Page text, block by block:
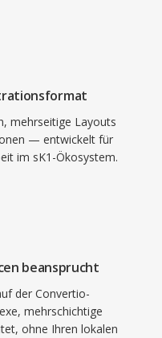
mehrseitige Layouts
— entwickelt für
im sK1-Ökosystem.
beansprucht
der Convertio-
mehrschichtige
ohne Ihren lokalen